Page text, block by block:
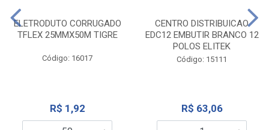
ELETRODUTO CORRUGADO
TFLEX 25MMX50M TIGRE
Código: 16017
R$ 1,92
CENTRO DISTRIBUICAO
EDC12 EMBUTIR BRANCO 12
POLOS ELITEK
Código: 15111
R$ 63,06